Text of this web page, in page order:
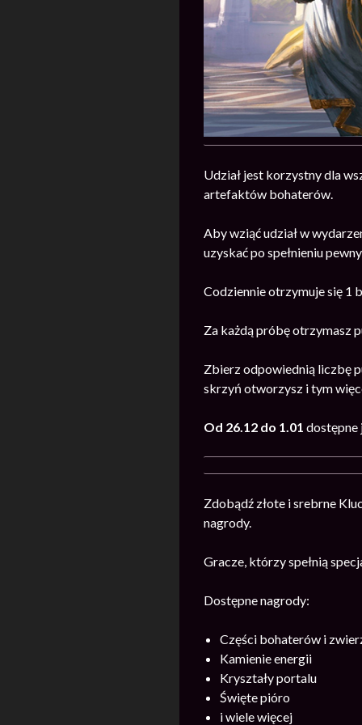
Udział jest korzystny dla
artefaktów bohaterów.
Aby wziąć udział w
uzyskać po spełnieniu
Codziennie otrzymuje się 1
Za każdą próbę otrzymasz
Zbierz odpowiednią liczbę
skrzyń otworzysz i tym
Od 26.12 do 1.01 dostępne
Zdobądź złote i srebrne
nagrody.
Gracze, którzy spełnią
Dostępne nagrody:
Części bohaterów i
Kamienie energii
Kryształy portalu
Święte pióro
i wiele więcej